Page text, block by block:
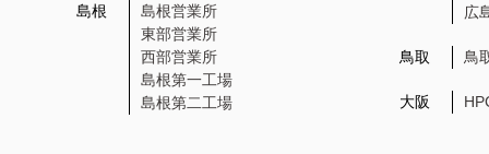
島根
島根営業所
東部営業所
西部営業所
島根第一工場
島根第二工場
広
鳥取 鳥
大阪